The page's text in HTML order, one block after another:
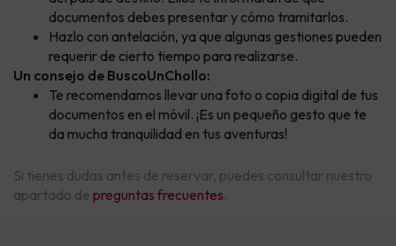
documentos debes presentar y cómo tramitarlos.
Hazlo con antelación, ya que algunas gestiones pueden
requerir de cierto tiempo para realizarse.
Un consejo de BuscoUnChollo:
Te recomendamos llevar una foto o copia digital de tus
documentos en el móvil. ¡Es un pequeño gesto que te
da mucha tranquilidad en tus aventuras!
Si tienes dudas antes de reservar, puedes consultar nuestro
apartado de preguntas frecuentes.